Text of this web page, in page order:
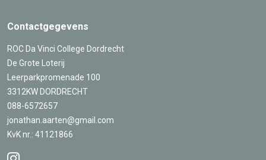
Contactgegevens
ROC Da Vinci College Dordrecht
De Grote Loterij
Leerparkpromenade 100
3312KW DORDRECHT
088-6572657
jonathan.aarten@gmail.com
KvK nr.: 41121866